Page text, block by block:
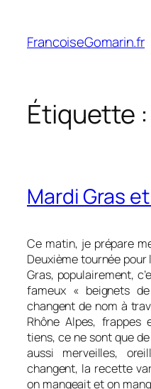
contenu
FrancoiseGomarin.fr
Étiquette :
Mardi Gras
Ce matin, je prépare
Deuxième tournée
Gras, populairement,
fameux « beignets
changent de nom à
Rhône Alpes, frappes
tiens, ce ne sont que
aussi merveilles,
changent, la recette
on mangeait et on